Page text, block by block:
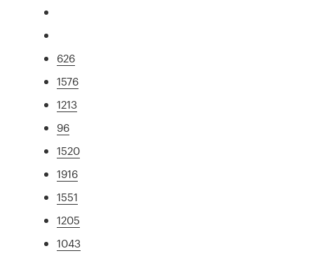
626
1576
1213
96
1520
1916
1551
1205
1043